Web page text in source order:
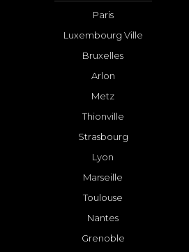
Paris
Luxembourg Ville
Bruxelles
Arlon
Metz
Thionville
Strasbourg
Lyon
Marseille
Toulouse
Nantes
Grenoble